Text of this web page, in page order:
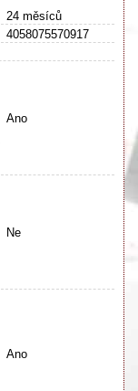
24 měsíců
4058075570917
Ano
Ne
Ano